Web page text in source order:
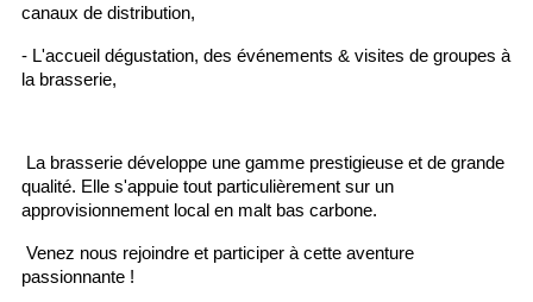
canaux de distribution,
- L'accueil dégustation, des événements & visites de groupes à
la brasserie,
La brasserie développe une gamme prestigieuse et de grande
qualité. Elle s'appuie tout particulièrement sur un
approvisionnement local en malt bas carbone.
Venez nous rejoindre et participer à cette aventure
passionnante !